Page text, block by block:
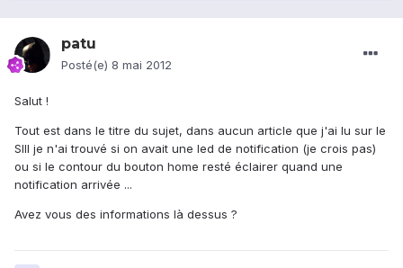
patu
Posté(e) 8 mai 2012
Salut !
Tout est dans le titre du sujet, dans aucun article que j'ai lu sur le
SIII je n'ai trouvé si on avait une led de notification (je crois pas)
ou si le contour du bouton home resté éclairer quand une
notification arrivée ...
Avez vous des informations là dessus ?